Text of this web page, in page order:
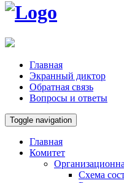
Главная
Экранный диктор
Обратная связь
Вопросы и ответы
Toggle navigation
Главная
Комитет
Схема